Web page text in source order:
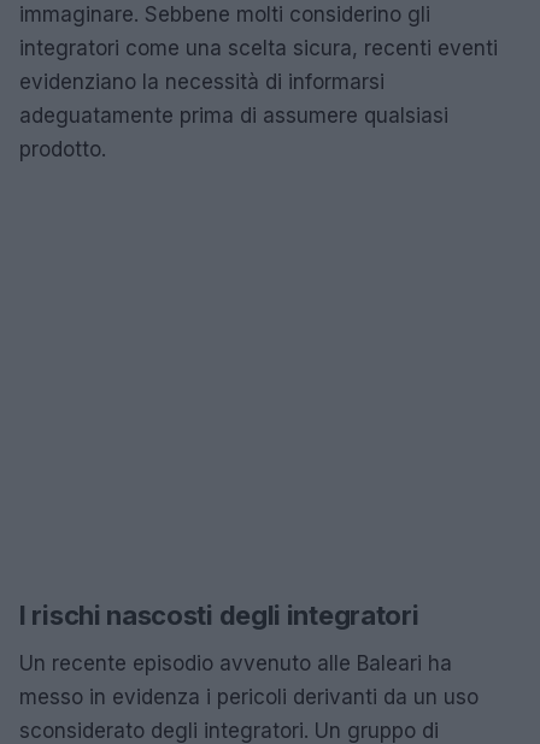
immaginare. Sebbene molti considerino gli
integratori come una scelta sicura, recenti eventi
evidenziano la necessità di informarsi
adeguatamente prima di assumere qualsiasi
prodotto.
I rischi nascosti degli integratori
Un recente episodio avvenuto alle Baleari ha
messo in evidenza i pericoli derivanti da un uso
sconsiderato degli integratori. Un gruppo di